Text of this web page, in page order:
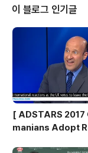
6월 19일(월)까지 💡당첨
🎁경품 BHC 뿌링클 +
참여 부탁 드립니다🙇🏻
로 캠프에 참여’해야 당
트 참여와 동시에 개인 정
이 블로그 인기글
[ ADSTARS
manians Adopt